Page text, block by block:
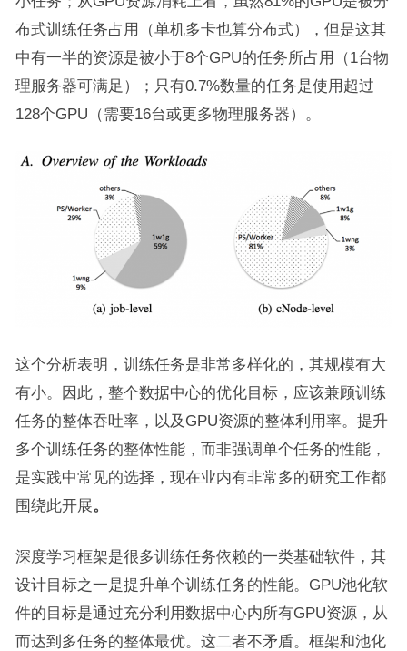
布式训练任务占用（单机多卡也算分布式），但是这其
中有一半的资源是被小于8个GPU的任务所占用（1台物
理服务器可满足）；只有0.7%数量的任务是使用超过
128个GPU（需要16台或更多物理服务器）。
这个分析表明，训练任务是非常多样化的，其规模有大
有小。因此，整个数据中心的优化目标，应该兼顾训练
任务的整体吞吐率，以及GPU资源的整体利用率。提升
多个训练任务的整体性能，而非强调单个任务的性能，
是实践中常见的选择，现在业内有非常多的研究工作都
围绕此开展。
深度学习框架是很多训练任务依赖的一类基础软件，其
设计目标之一是提升单个训练任务的性能。GPU池化软
件的目标是通过充分利用数据中心内所有GPU资源，从
而达到多任务的整体最优。这二者不矛盾。框架和池化